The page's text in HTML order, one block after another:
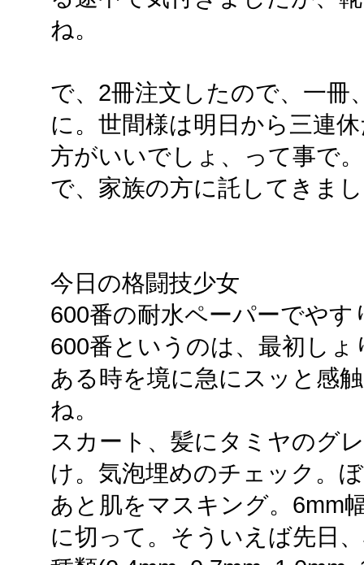
ね。
で、2冊注文したので、一冊
に。世間様は明日から三連
方がいいでしょ、って事で
で、家族の方に託してきま
今日の格闘技少女
600番の耐水ペーパーでやす
600番というのは、最初し
ある時を境に急にスッと感
ね。
スカート、髪にタミヤのグ
け。気泡埋めのチェック。
あと肌をマスキング。6mm
に切って。そういえば先日